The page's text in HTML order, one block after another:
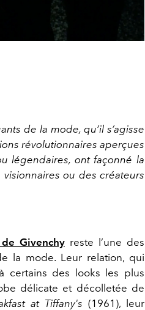
de la mode, qu’il s’agisse
révolutionnaires aperçues
légendaires, ont façonné la
ou des créateurs
Givenchyreste l’une des
la mode. Leur relation, qui
certains des looks les plus
délicate et décolletée de
at Tiffany's (1961), leur